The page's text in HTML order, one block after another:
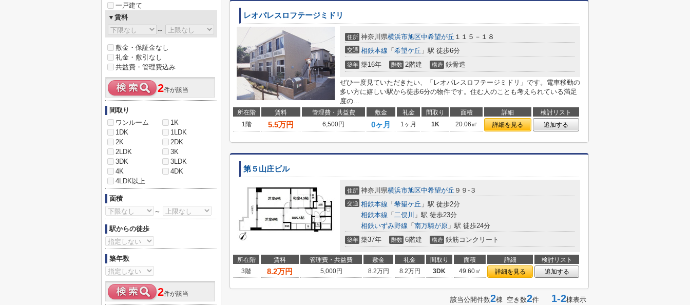
レオパレスロフテージミドリ
住所 神奈川県横浜市旭区中希望が丘 １１５－１８
交通 相鉄本線 「 希望ケ丘 」駅 徒歩6分
築年 築16年 階数 2階建 構造 鉄骨造
ぜひ一度見ていただきたい、「レオパレスロフテージミドリ」です。電車移動の
多い方に嬉しい駅から徒歩6分の物件です。住む人のことも考えられている満足
度の...
所在階 賃料 管理費・共益費 敷金 礼金 間取り 面積 詳細
検討リスト
1階
5.5万円 6,500円 0ヶ月 1ヶ月 1K 20.06㎡ 詳細を見る 追加する
第５山庄ビル
住所 神奈川県横浜市旭区中希望が丘 ９９-３
交通 相鉄本線 「 希望ケ丘 」駅 徒歩2分
相鉄本線 「 二俣川 」駅 徒歩23分
相鉄いずみ野線 「 南万騎が原 」駅 徒歩24分
築年 築37年 階数 6階建 構造 鉄筋コンクリート
所在階 賃料 管理費・共益費 敷金 礼金 間取り 面積 詳細
検討リスト
3階
8.2万円 5,000円 8.2万円 8.2万円 3DK 49.60㎡ 詳細を見る 追加する
該当公開件数2棟 空き数2件 1-2棟表示
一戸建て
▼賃料
～
敷金・保証金なし
礼金・敷引なし
共益費・管理費込み
2件が該当
間取り
ワンルーム
1K
1DK
1LDK
2K
2DK
2LDK
3K
3DK
3LDK
4K
4DK
4LDK以上
面積
～
駅からの徒歩
築年数
2件が該当